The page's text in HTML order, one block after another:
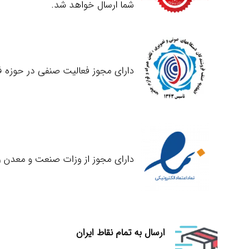
شما ارسال خواهد شد.
دارای مجوز فعالیت صنفی در حوزه
دارای مجوز از وزات صنعت و معدن
ارسال به تمام نقاط ایران